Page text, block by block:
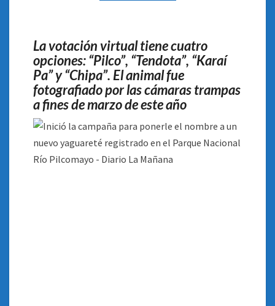
EL
PARQUE
NACIONAL
RÍO
PILCOMAYO
La votación virtual tiene cuatro
opciones: “Pilco”, “Tendota”, “Karaí
Pa” y “Chipa”. El animal fue
fotografiado por las cámaras trampas
a fines de marzo de este año